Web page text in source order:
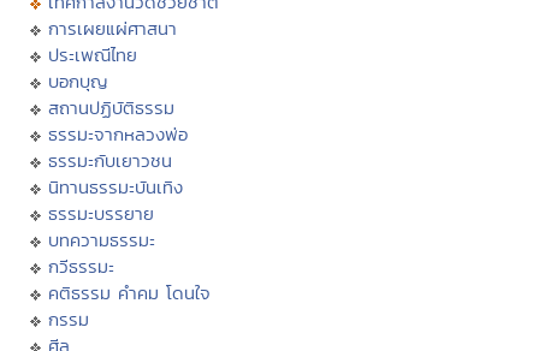
การเผยแผ่ศาสนา
ประเพณีไทย
บอกบุญ
สถานปฏิบัติธรรม
ธรรมะจากหลวงพ่อ
ธรรมะกับเยาวชน
นิทานธรรมะบันเทิง
ธรรมะบรรยาย
บทความธรรมะ
กวีธรรมะ
คติธรรม คำคม โดนใจ
กรรม
ศีล